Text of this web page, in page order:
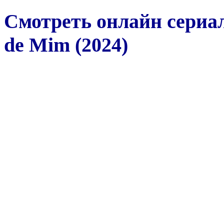
Смотреть онлайн
de Mim (2024)